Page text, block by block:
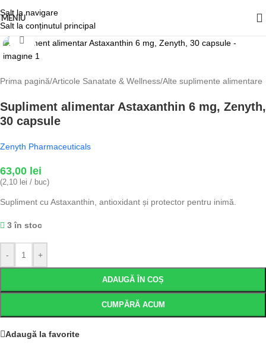
Salt la navigare
Salt la conținutul principal
MENIU
Fă clic pentru a mări
Prima pagină/Articole Sanatate & Wellness/Alte suplimente alimentare
Supliment alimentar Astaxanthin 6 mg, Zenyth,
30 capsule
Zenyth Pharmaceuticals
63,00 lei
(2,10 lei / buc)
Supliment cu Astaxanthin, antioxidant și protector pentru inimă.
3 în stoc
- +
ADAUGĂ ÎN COȘ
CUMPĂRĂ ACUM
Adaugă la favorite